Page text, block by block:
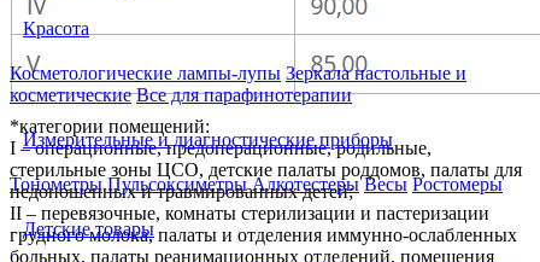
Красота
Косметологические лампы-лупы Зеркала настольные и
косметические Все для парафинотерапии
Измерительные и диагностические приборы
Тонометры Пульсоксиметры Алкотестеры Весы Ростомеры
Детские товары
*категории помещений:
I – операционные, предоперационные, родильные,
стерильные зоны ЦСО, детские палаты роддомов, палаты для
недоношенных и травмированных детей;
II – перевязочные, комнаты стерилизации и пастеризации
грудного молока, палаты и отделения иммунно-ослабленных
больных, палаты реанимационных отделений, помещения